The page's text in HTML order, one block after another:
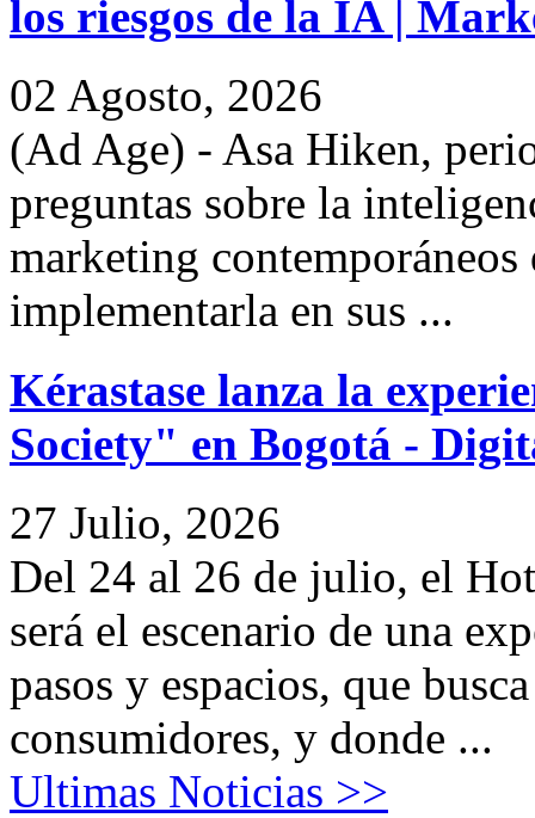
los riesgos de la IA |
02 Agosto, 2026
(Ad Age) - Asa Hiken,
preguntas sobre la
marketing contemporáneos
implementarla en sus ...
Kérastase lanza la
Society" en Bogotá -
27 Julio, 2026
Del 24 al 26 de julio, el
será el escenario de una
pasos y espacios, que
consumidores, y donde ...
Ultimas Noticias >>